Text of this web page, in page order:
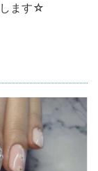
ます☆